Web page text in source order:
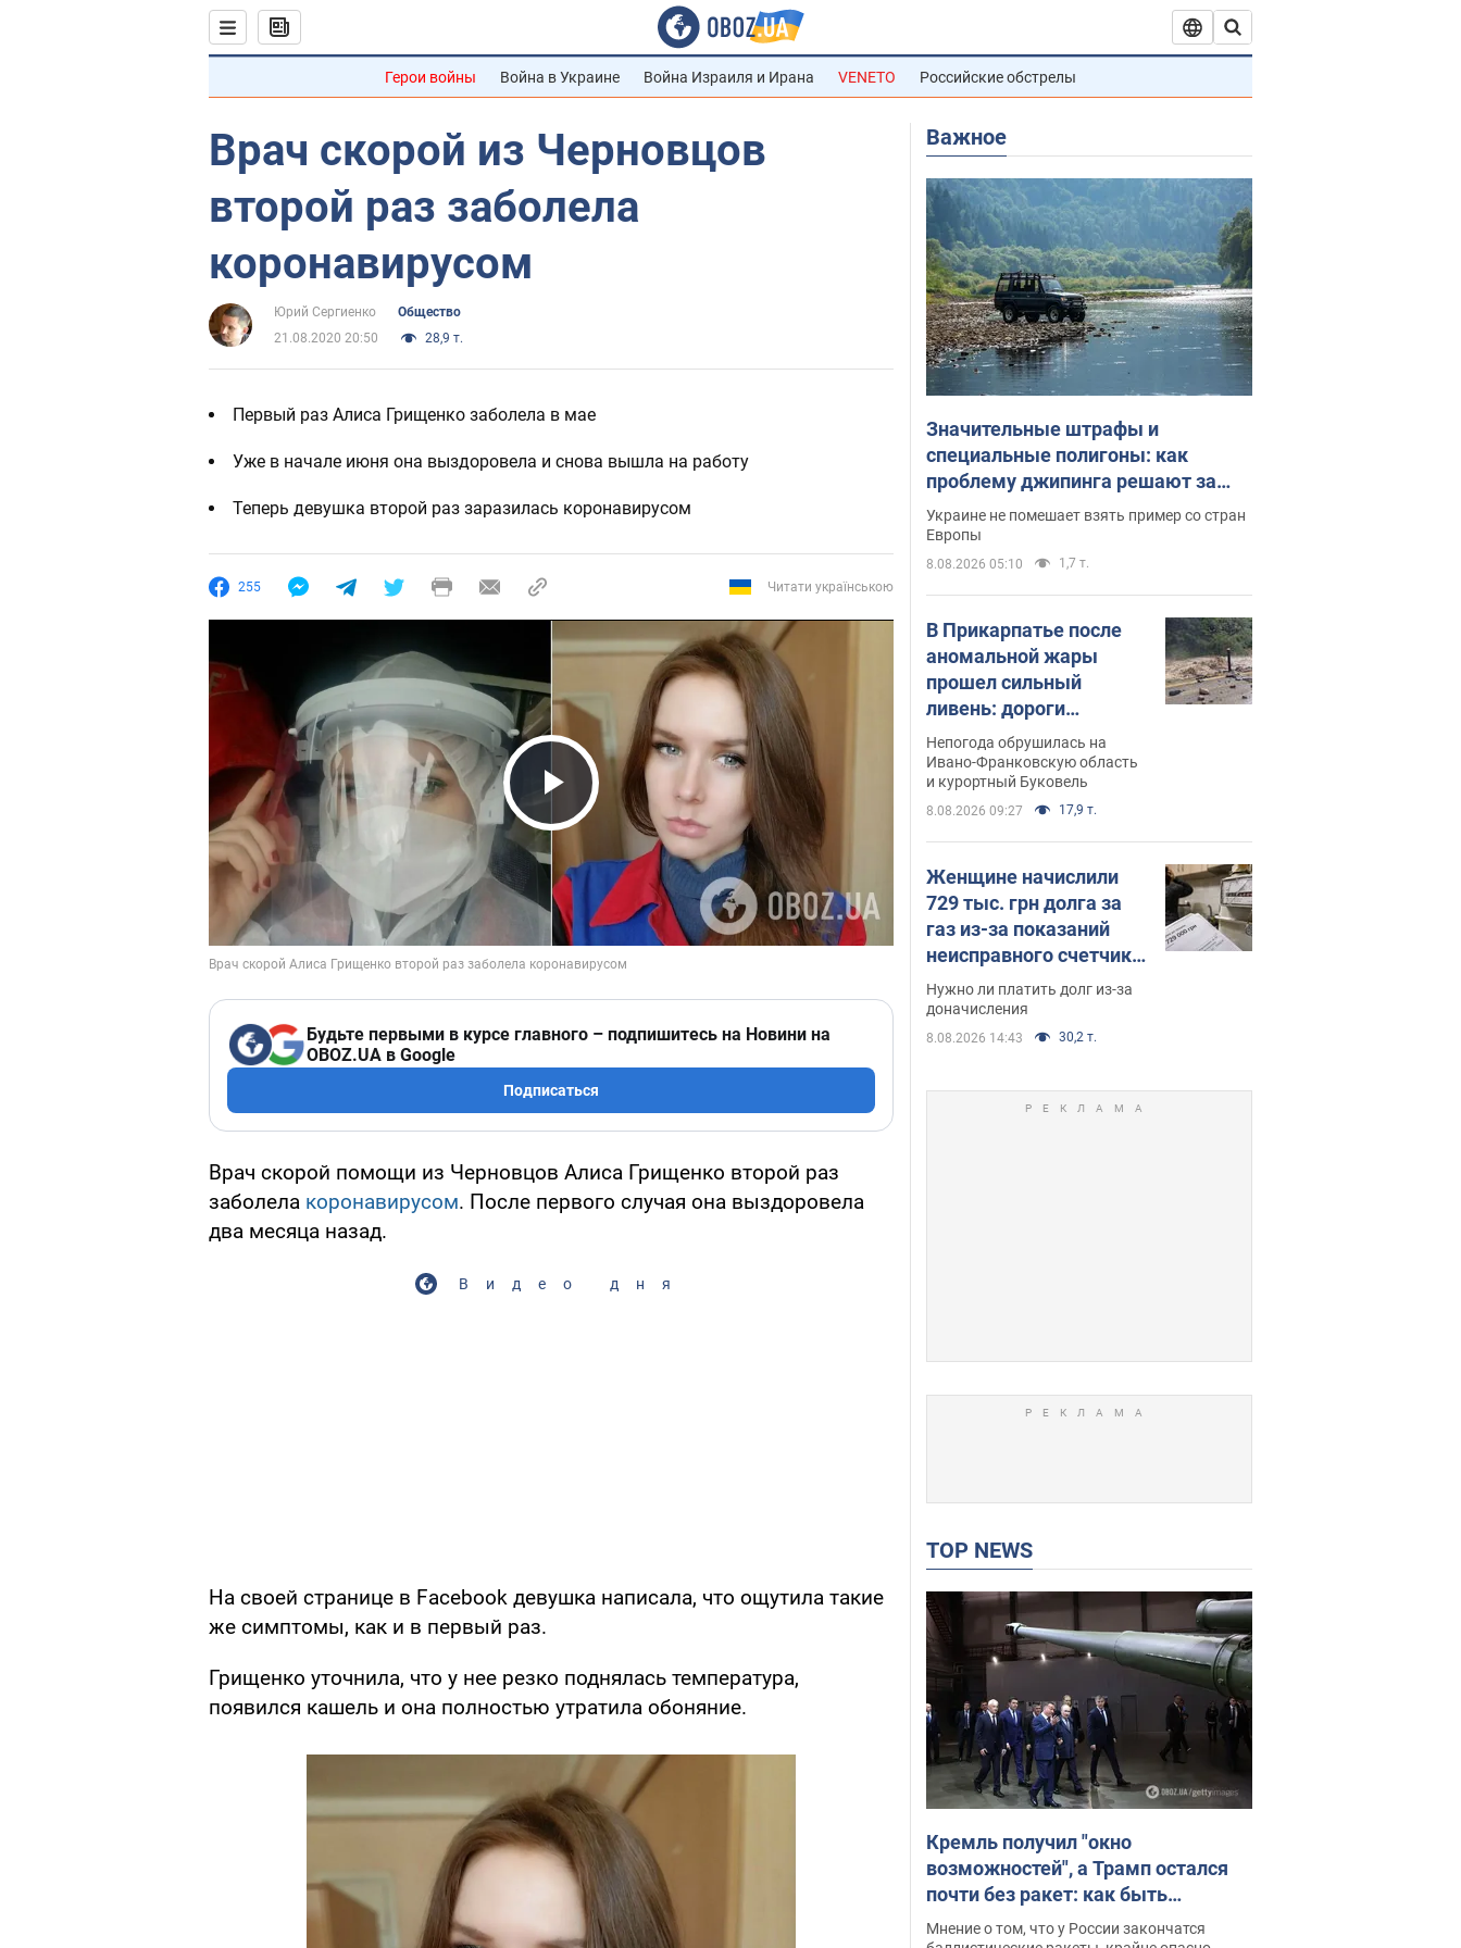
Герои войны Война в Украине Война Израиля и Ирана VENETO Российские обстрелы
Врач скорой из Черновцов
второй раз заболела
коронавирусом
Юрий Сергиенко
Общество
21.08.2020 20:50
28,9 т.
Первый раз Алиса Грищенко заболела в мае
Уже в начале июня она выздоровела и снова вышла на работу
Теперь девушка второй раз заразилась коронавирусом
255 Читати українською
Play Video
Будьте первыми в курсе главного – подпишитесь на Новини на
OBOZ.UA в Google
Подписаться
Врач скорой помощи из Черновцов Алиса Грищенко второй раз
заболела коронавирусом. После первого случая она выздоровела
два месяца назад.
Видео дня
На своей странице в Facebook девушка написала, что ощутила такие
же симптомы, как и в первый раз.
Грищенко уточнила, что у нее резко поднялась температура,
появился кашель и она полностью утратила обоняние.
Важное
Значительные штрафы и
специальные полигоны: как
проблему джипинга решают за
границей
Украине не помешает взять пример со стран
Европы
8.08.2026 05:10 1,7 т.
В Прикарпатье после
аномальной жары
прошел сильный
ливень: дороги
превратились в реки.
Видео
Непогода обрушилась на
Ивано-Франковскую область
и курортный Буковель
8.08.2026 09:27 17,9 т.
Женщине начислили
729 тыс. грн долга за
газ из-за показаний
неисправного счетчика:
судья вынес
неожиданное решение
Нужно ли платить долг из-за
доначисления
8.08.2026 14:43 30,2 т.
TOP NEWS
Кремль получил "окно
возможностей", а Трамп остался
почти без ракет: как быть
Украине? Интервью с Мельником
Мнение о том, что у России закончатся